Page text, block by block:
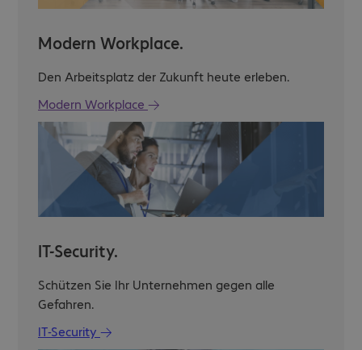
Modern Workplace.
Den Arbeitsplatz der Zukunft heute erleben.
Modern Workplace
IT-Security.
Schützen Sie Ihr Unternehmen gegen alle
Gefahren.
IT-Security